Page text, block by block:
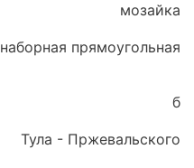
мозайка
наборная прямоугольная
б
Тула - Пржевальского